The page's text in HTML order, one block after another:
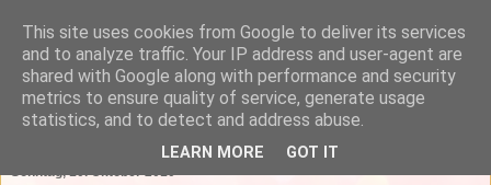
Sonntag, 10. Oktober 2010
This site uses cookies from Google to deliver its services
and to analyze traffic. Your IP address and user-agent are
shared with Google along with performance and security
metrics to ensure quality of service, generate usage
statistics, and to detect and address abuse.
LEARN MORE GOT IT